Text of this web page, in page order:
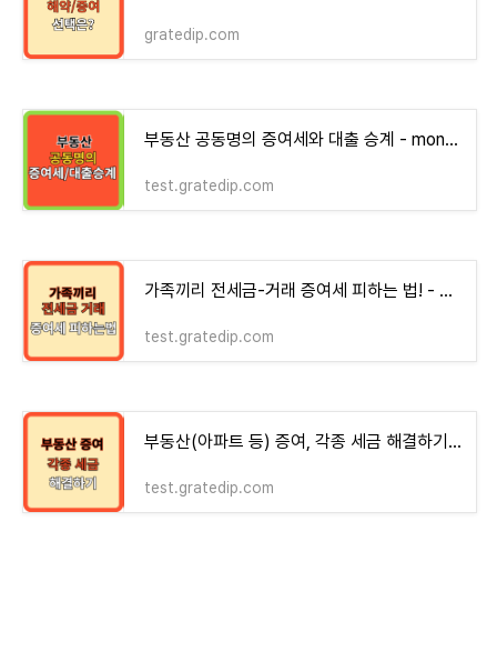
gratedip.com
부동산 공동명의 증여세와 대출 승계 - money-health
test.gratedip.com
가족끼리 전세금-거래 증여세 피하는 법! - money-health
test.gratedip.com
부동산(아파트 등) 증여, 각종 세금 해결하기 - money-health
test.gratedip.com